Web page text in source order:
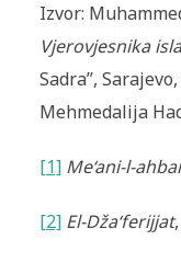
Izvor:
Vjerovjesnika
Sadra”,
Mehmedalija
[1] Me‘ani-l-
[2] El-Dža‘ferijjat